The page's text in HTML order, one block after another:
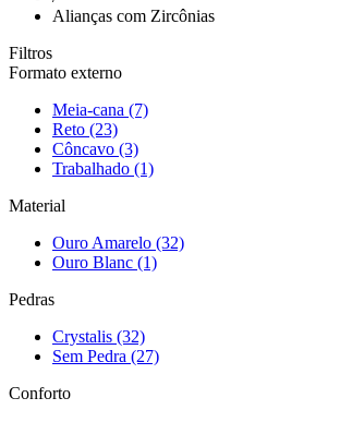
Alianças com Zircônias
Filtros
Formato externo
Meia-cana (7)
Reto (23)
Côncavo (3)
Trabalhado (1)
Material
Ouro Amarelo (32)
Ouro Blanc (1)
Pedras
Crystalis (32)
Sem Pedra (27)
Conforto